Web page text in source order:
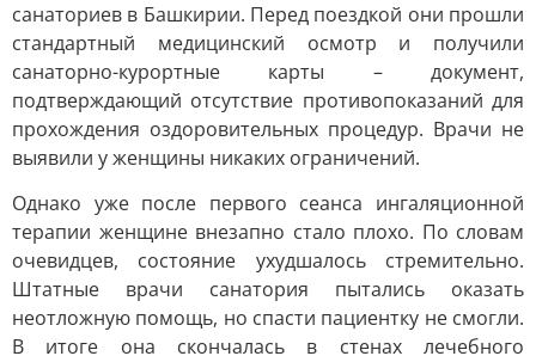
санаториев в Башкирии. Перед поездкой они прошли
стандартный медицинский осмотр и получили
санаторно-курортные карты – документ,
подтверждающий отсутствие противопоказаний для
прохождения оздоровительных процедур. Врачи не
выявили у женщины никаких ограничений.
Однако уже после первого сеанса ингаляционной
терапии женщине внезапно стало плохо. По словам
очевидцев, состояние ухудшалось стремительно.
Штатные врачи санатория пытались оказать
неотложную помощь, но спасти пациентку не смогли.
В итоге она скончалась в стенах лечебного